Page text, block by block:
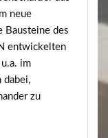
neue
Bausteine des
entwickelten
im
dabei,
zu